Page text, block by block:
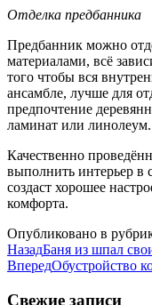
Отделка предбанника
Предбанник можно
материалами, всё
того чтобы вся
ансамбле, лучше для
предпочтение
ламинат или линолеум.
Качественно
выполнить интерьер в
создаст хорошее
комфорта.
Опубликовано в
НазадБаня из шпал
ВпередОбустройство
Свежие записи